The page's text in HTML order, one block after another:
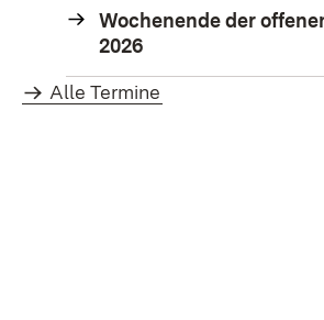
Wochenende der
2026
Alle Termine